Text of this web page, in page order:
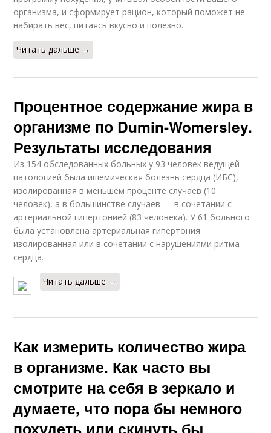
организма, и сформирует рацион, который поможет не
набирать вес, питаясь вкусно и полезно.
Читать дальше →
Процентное содержание жира в
организме по Dumin-Womersley.
Результаты исследования
Из 154 обследованных больных у 93 человек ведущей
патологией была ишемическая болезнь сердца (ИБС),
изолированная в меньшем проценте случаев (10
человек), а в большинстве случаев — в сочетании с
артериальной гипертонией (83 человека). У 61 больного
была установлена артериальная гипертония
изолированная или в сочетании с нарушениями ритма
сердца.
Читать дальше →
Как измерить количество жира
в организме. Как часто вы
смотрите на себя в зеркало и
думаете, что пора бы немного